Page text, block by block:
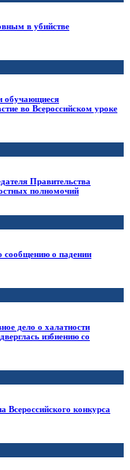
в убийстве
обучающиеся
во Всероссийском уроке
Правительства
полномочий
сообщению о падении
дело о халатности
избиению со
Всероссийского конкурса